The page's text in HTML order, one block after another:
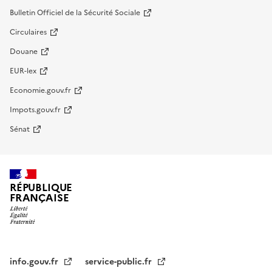
Bulletin Officiel de la Sécurité Sociale
Circulaires
Douane
EUR-lex
Economie.gouv.fr
Impots.gouv.fr
Sénat
RÉPUBLIQUE
FRANÇAISE
info.gouv.fr service-public.fr